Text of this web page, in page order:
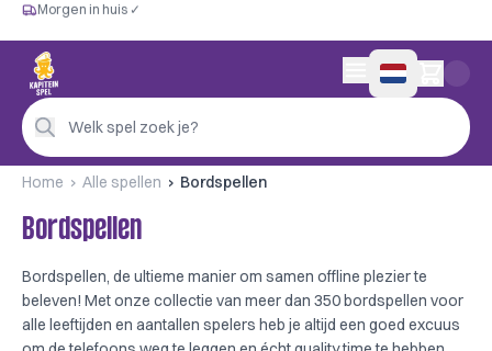
Gratis vanaf €60
Morgen in huis ✓
Persoonlijk advies
4,9/5 —
Morgen in huis ✓
Welk spel zoek je?
0 artikelen in
Home Alle spellen Bordspellen
Bordspellen
Bordspellen, de ultieme manier om samen offline plezier te
beleven! Met onze collectie van meer dan 350 bordspellen voor
alle leeftijden en aantallen spelers heb je altijd een goed excuus